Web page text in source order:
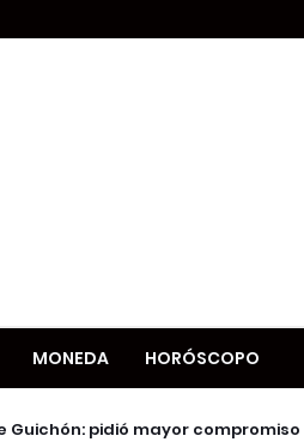
MONEDA HORÓSCOPO
pidió mayor